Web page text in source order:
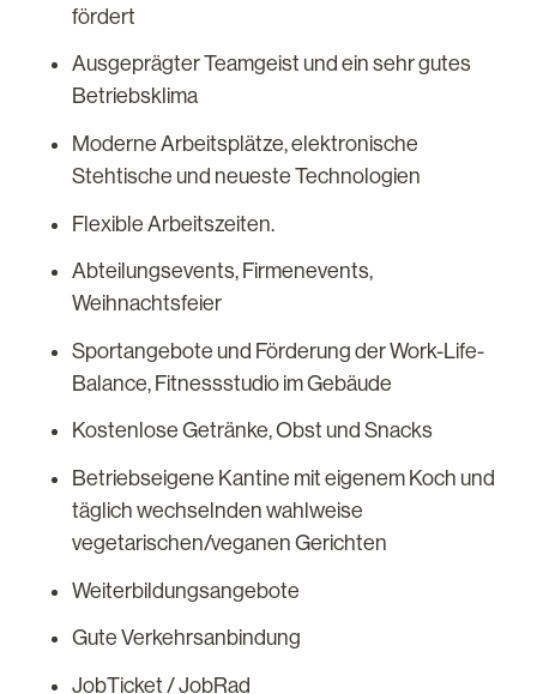
fördert
Ausgeprägter Teamgeist und ein sehr gutes
Betriebsklima
Moderne Arbeitsplätze, elektronische
Stehtische und neueste Technologien
Flexible Arbeitszeiten.
Abteilungsevents, Firmenevents,
Weihnachtsfeier
Sportangebote und Förderung der Work-Life-
Balance, Fitnessstudio im Gebäude
Kostenlose Getränke, Obst und Snacks
Betriebseigene Kantine mit eigenem Koch und
täglich wechselnden wahlweise
vegetarischen/veganen Gerichten
Weiterbildungsangebote
Gute Verkehrsanbindung
JobTicket / JobRad